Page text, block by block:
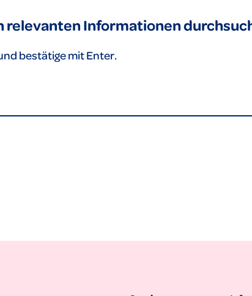
relevanten Informationen
bestätige mit Enter.